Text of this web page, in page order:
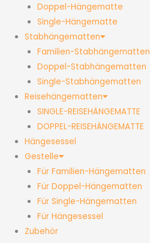
Doppel-Hängematte
Single-Hängematte
Stabhängematten
Familien-Stabhängematten
Doppel-Stabhängematten
Single-Stabhängematten
Reisehängematten
SINGLE-REISEHÄNGEMATTE
DOPPEL-REISEHÄNGEMATTE
Hängesessel
Gestelle
Für Familien-Hängematten
Für Doppel-Hängematten
Für Single-Hängematten
Für Hängesessel
Zubehör